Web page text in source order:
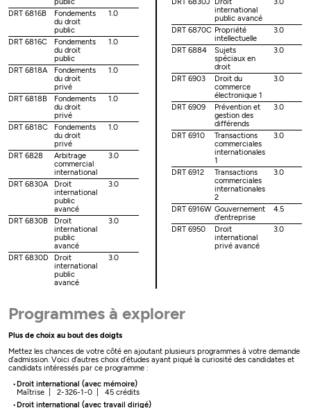
DRT 6816B
Fondements
du droit
public
1.0
DRT 6816C
Fondements
du droit
public
1.0
DRT 6818A
Fondements
du droit
privé
1.0
DRT 6818B
Fondements
du droit
privé
1.0
DRT 6818C
Fondements
du droit
privé
1.0
DRT 6828
Arbitrage
commercial
international
3.0
DRT 6830A
Droit
international
public
avancé
3.0
DRT 6830B
Droit
international
public
avancé
3.0
DRT 6830D
Droit
international
public
avancé
3.0
international
public avancé
DRT 6870C Propriété
intellectuelle
3.0
DRT 6884
Sujets
spéciaux en
droit
3.0
DRT 6903
Droit du
commerce
électronique 1
3.0
DRT 6909
Prévention et
gestion des
différends
3.0
DRT 6910
Transactions
commerciales
internationales
1
3.0
DRT 6912
Transactions
commerciales
internationales
2
3.0
DRT 6916W Gouvernement
d'entreprise
4.5
DRT 6950
Droit
international
privé avancé
3.0
Programmes à explorer
Plus de choix au bout des doigts
Mettez les chances de votre côté en ajoutant plusieurs programmes à votre demande
d’admission. Voici d’autres choix d’études ayant piqué la curiosité des candidates et
candidats intéressés par ce programme :
Droit international (avec mémoire)
Maîtrise | 2-326-1-0 | 45 crédits
Droit international (avec travail dirigé)